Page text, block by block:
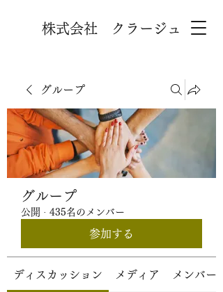
株式会社 クラージュ
グループ
グループ
公開 · 435名のメンバー
参加する
ディスカッション メディア メンバー